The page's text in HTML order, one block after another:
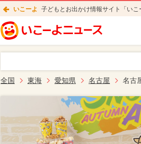
いこーよ 子どもとお出かけ情報サイト「い
全国 東海 愛知県 名古屋 名古